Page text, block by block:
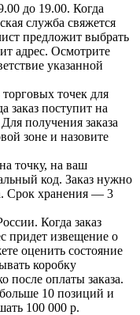
до 19.00. Когда
служба свяжется
предложит выбрать
адрес. Осмотрите
указанной
точек для
заказ поступит на
получения заказа
зоне и назовите
точку, на ваш
код. Заказ нужно
Срок хранения — 3
Когда заказ
придет извещение о
оценить состояние
коробку
после оплаты заказа.
10 позиций и
100 000 р.